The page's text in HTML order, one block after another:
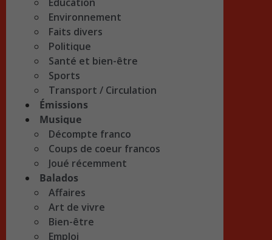
Environnement
Faits divers
Politique
Santé et bien-être
Sports
Transport / Circulation
Émissions
Musique
Décompte franco
Coups de coeur francos
Joué récemment
Balados
Affaires
Art de vivre
Bien-être
Emploi